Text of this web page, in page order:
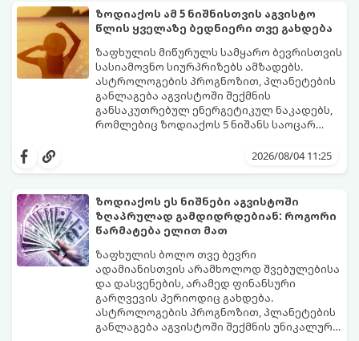
სურვილების გადადებასა და ხარჯების
მკაცრ კონტროლს. თუმცა, ახლა სიტუაცია
თანდათან შეიცვლება.
პრობლემები, რომლებიც უსასრულო
გეგონათ, უკან დაიხევს, ამასთან ერთად კი
გაჩნდება მეტი ნდობა მომავლის მიმართ.
რთული პერიოდის შემდეგ ეს ნიშნები
შეძლებენ ამოისუნთქონ და დაინახონ
ახალი შესაძლებლობები.
ზოდიაქოს ამ 5 ნიშნისთვის აგვისტო
წლის ყველაზე ბედნიერი თვე გახდება
ზაფხულის მიწურულს სამყარო ბევრისთვის
სასიამოვნო სიურპრიზებს ამზადებს.
ასტროლოგების პროგნოზით, პლანეტების
განლაგება აგვისტოში შექმნის
განსაკუთრებულ ენერგეტიკულ ნაკადებს,
რომლებიც ზოდიაქოს 5 ნიშანს საოცარ
ყველაზე ბედნიერი თვე აღმოჩნდება.
2026/08/04 11:25
ზოდიაქოს ეს ნიშნები აგვისტოში
ზღაპრულად გამდიდრდებიან: როგორი
წარმატება ელით მათ
ზაფხულის ბოლო თვე ბევრი
ადამიანისთვის არამხოლოდ შვებულებისა
და დასვენების, არამედ ფინანსური
გარღვევის პერიოდიც გახდება.
ასტროლოგების პროგნოზით, პლანეტების
განლაგება აგვისტოში შექმნის უნიკალურ